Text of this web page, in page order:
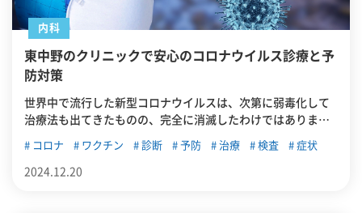
内科
東中野のクリニックで安心のコロナウイルス診療と予
防対策
世界中で流行した新型コロナウイルスは、次第に弱毒化して
治療法も出てきたものの、完全に消滅したわけではありませ
中野でおすすめのコロナウイルスに対応しているクリニック
を紹介していきます。
コロナ ワクチン 診断 予防 治療 検査 症状
2024.12.20